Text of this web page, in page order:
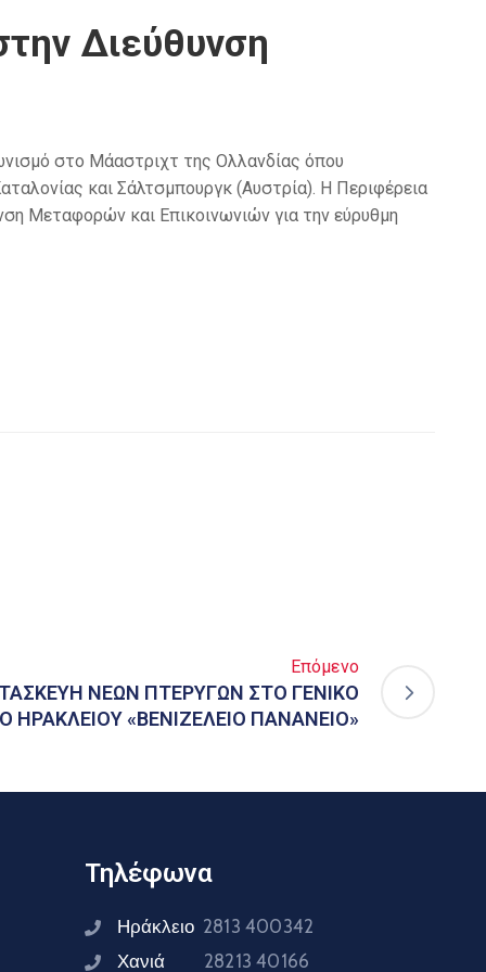
Διεύθυνση
στο Μάαστριχτ της Ολλανδίας όπου
και Σάλτσμπουργκ (Αυστρία). Η Περιφέρεια
Μεταφορών και Επικοινωνιών για την εύρυθμη
Επόμενο
ΝΕΩΝ ΠΤΕΡΥΓΩΝ ΣΤΟ ΓΕΝΙΚΟ
ΗΡΑΚΛΕΙΟΥ «ΒΕΝΙΖΕΛΕΙΟ ΠΑΝΑΝΕΙΟ»
Τηλέφωνα
Ηράκλειο 2813 400342
Χανιά 28213 40166